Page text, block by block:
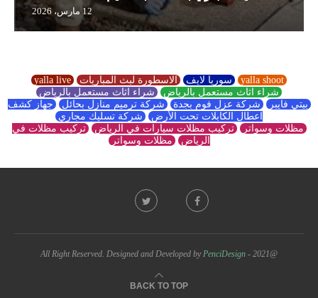
12 مارس، 2026
yalla shoot سوريا لايف الاسطورة لبث المباريات yalla live
شراء اثاث مستعمل بالرياض شراء اثاث مستعمل بالرياض
بيتي فايبر شركة عزل فوم بجدة شركة ترميم منازل بحائل جهاز كشف
اعطال الكابلات تحت الأرض شركة تسليك مجاري
مظلات وسواتر تركيب مظلات سيارات في الرياض تركيب مظلات في
الرياض مظلات وسواتر
@2021 - All Right Reserved. Designed and Developed by
PenciDesign
BACK TO TOP